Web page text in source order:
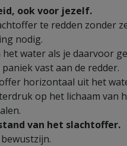
ook voor jezelf.
te redden zonder
nodig.
het water als je daarvoor
vast aan de redder.
horizontaal uit het
op het lichaam van
van het slachtoffer.